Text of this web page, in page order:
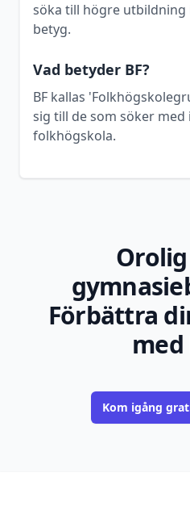
söka till högre
betyg.
Vad betyder BF?
BF kallas
sig till de som söker
folkhögskola.
Förbättra
med
Kom igång